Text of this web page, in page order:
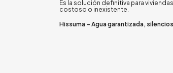
Es la solución definitiva para
costoso o inexistente.
Hissuma – Agua garantizada,